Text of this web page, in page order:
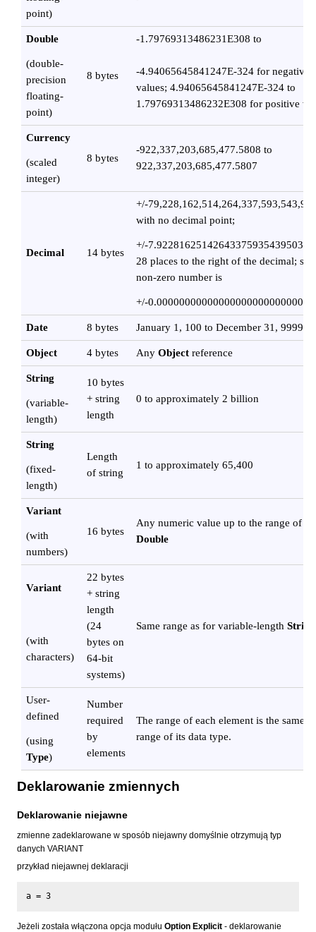
point)
Double
8 bytes
-1.79769313486231E308 to
(double-
precision
floating-
point)
-4.94065645841247E-324 for negative
values; 4.94065645841247E-324 to
1.79769313486232E308 for positive
Currency
8 bytes
-922,337,203,685,477.5808 to
922,337,203,685,477.5807
(scaled
integer)
Decimal 14 bytes
+/-
with no decimal point;
+/-
28 places to the right of the decimal;
non-zero number is
+/-0.0000000000000000000000000001
Date 8 bytes January 1, 100 to December 31, 9999
Object 4 bytes AnyObject reference
String
10 bytes
+ string
length
0 to approximately 2 billion
(variable-
length)
String
Length
of string
1 to approximately 65,400
(fixed-
length)
Variant
16 bytes
Any numeric value up to the range of a
Double
(with
numbers)
Variant
22 bytes
+ string
length
(24
bytes on
64-bit
systems)
Same range as for variable-lengthString
(with
characters)
User-
defined
Number
required
by
elements
The range of each element is the same
range of its data type.
(using
Type)
Deklarowanie zmiennych
Deklarowanie niejawne
zmienne zadeklarowane w sposób niejawny domyślnie otrzymują typ
danych VARIANT
przykład niejawnej deklaracji
Jeżeli została włączona opcja modułu Option Explicit - deklarowanie